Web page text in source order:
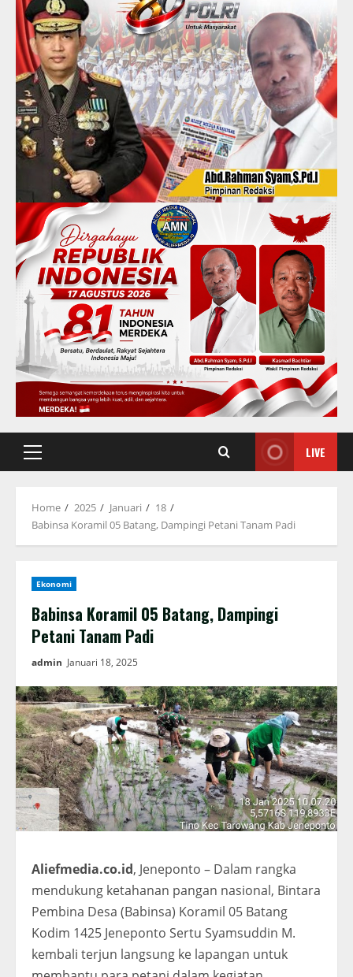
Primary
LIVE
Home 2025 Januari
18
Babinsa Koramil 05 Batang, Dampingi Petani Tanam Padi
Ekonomi
Babinsa Koramil 05 Batang, Dampingi
Petani Tanam Padi
admin Januari 18, 2025
Aliefmedia.co.id, Jeneponto – Dalam rangka
mendukung ketahanan pangan nasional, Bintara
Pembina Desa (Babinsa) Koramil 05 Batang
Kodim 1425 Jeneponto Sertu Syamsuddin M.
kembali terjun langsung ke lapangan untuk